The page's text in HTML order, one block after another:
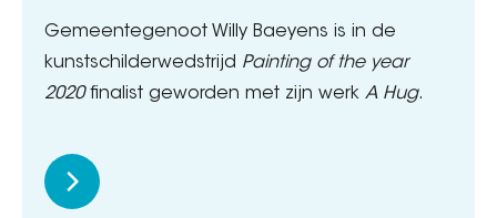
Gemeentegenoot Willy Baeyens is in de
kunstschilderwedstrijd Painting of the year
2020finalist geworden met zijn werk A Hug.